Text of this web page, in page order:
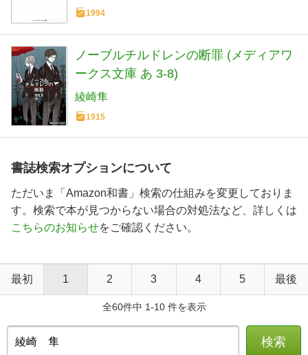
1994
ノーブルチルドレンの断罪 (メディアワ
ークス文庫 あ 3-8)
綾崎隼
1915
書誌検索オプションについて
ただいま「Amazon和書」検索の仕組みを変更しておりま
す。検索で本が見つからない場合の対処法など、詳しくは
こちらのお知らせをご確認ください。
最初 1 2 3 4 5 最後
全60件中 1-10 件を表示
検索